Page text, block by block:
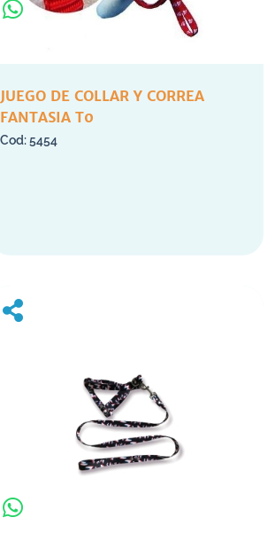
JUEGO DE COLLAR Y CORREA
FANTASIA T0
5454